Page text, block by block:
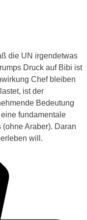
die UN irgendetwas
Druck auf Bibi ist
Chef bleiben
ist der
Bedeutung
fundamentale
Araber). Daran
will.